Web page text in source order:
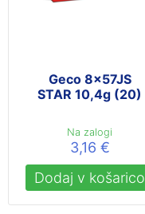
Geco 8x57JS
STAR 10,4g (20)
Na zalogi
3,16 €
Dodaj v košarico